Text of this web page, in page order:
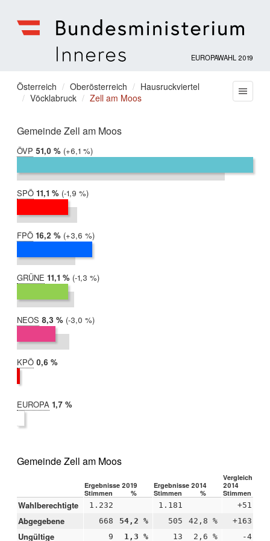
für
Inneres
EUROPAWAHL 2019
Sie
befinden
hier:
Österreich Oberösterreich
Hausruckviertel
Vöcklabruck
Zell am Moos
Gemeinde Zell am Moos
ÖVP 2019:
51,0 %
2014:
44,9 %
Differenz:
+6,1 %
SPÖ 2019:
11,1 %
2014:
13,0 %
Differenz:
-1,9 %
FPÖ 2019:
16,2 %
2014:
12,6 %
Differenz:
+3,6 %
GRÜNE 2019:
11,1 %
2014:
12,4 %
Differenz:
-1,3 %
NEOS 2019:
8,3 %
2014:
11,4 %
Differenz:
-3,0 %
KPÖ 2019:
0,6 %
EUROPA 2019:
1,7 %
Gemeinde Zell am Moos
Ergebnisse 2019 Ergebnisse 2014
Vergleich
2014
Stimmen
% Stimmen % Stimmen
Wahlberechtigte 1.232 1.181 +51
Abgegebene 668 54,2 % 505 42,8 % +163
Ungültige 9 1,3 % 13 2,6 % -4